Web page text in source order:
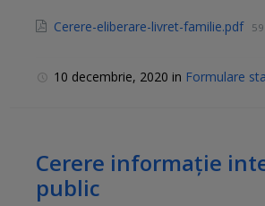
Cerere-eliberare-livret-familie.pdf
10 decembrie, 2020 in Formulare
Cerere informație
public